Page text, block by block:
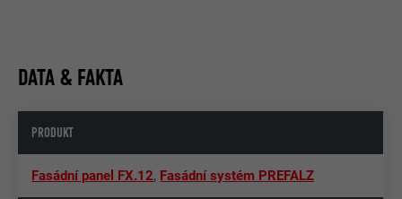
DATA & FAKTA
PRODUKT
Fasádní panel FX.12, Fasádní systém PREFALZ